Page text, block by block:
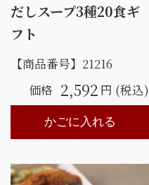
だしスープ3種20食ギ
フト
【商品番号】 21216
価格 2,592 円 (税込)
かごに入れる